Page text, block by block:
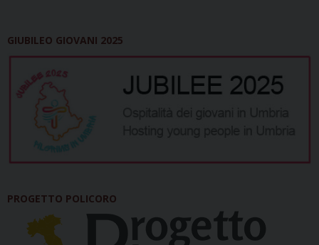
GIUBILEO GIOVANI 2025
PROGETTO POLICORO